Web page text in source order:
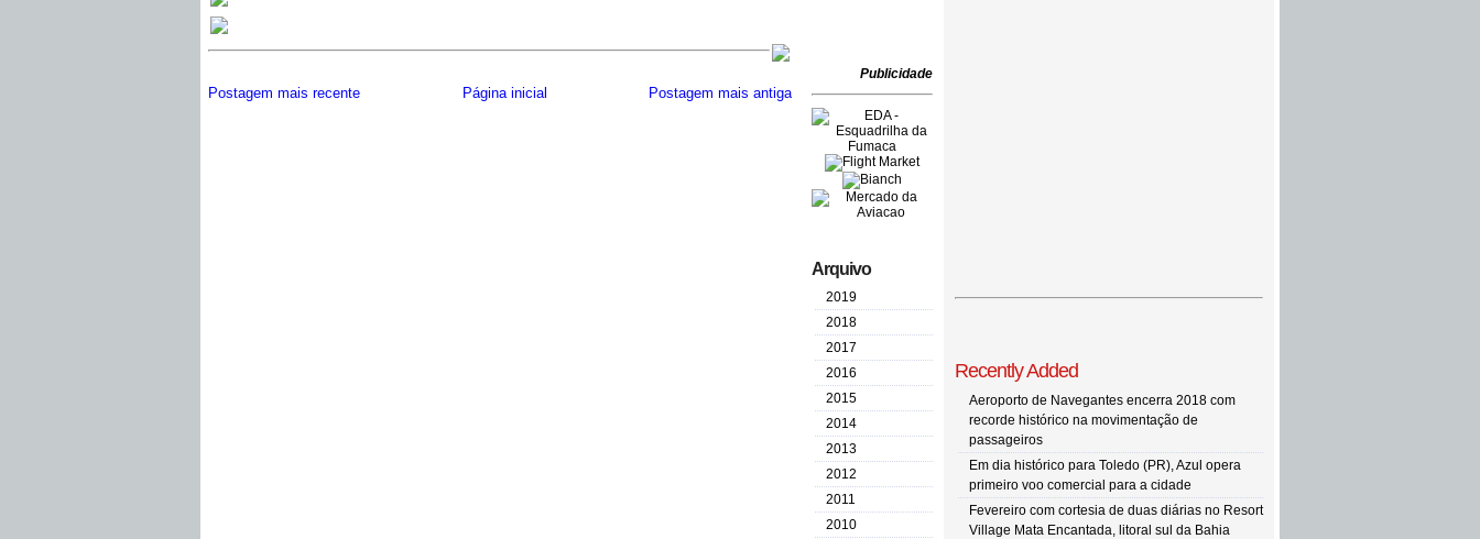
Postagem mais recente Postagem mais antiga
Página inicial
Publicidade
Arquivo
2019
2018
2017
2016
2015
2014
2013
2012
2011
2010
Recently Added
Aeroporto de Navegantes encerra 2018 com
recorde histórico na movimentação de
passageiros
Em dia histórico para Toledo (PR), Azul opera
primeiro voo comercial para a cidade
Fevereiro com cortesia de duas diárias no Resort
Village Mata Encantada, litoral sul da Bahia